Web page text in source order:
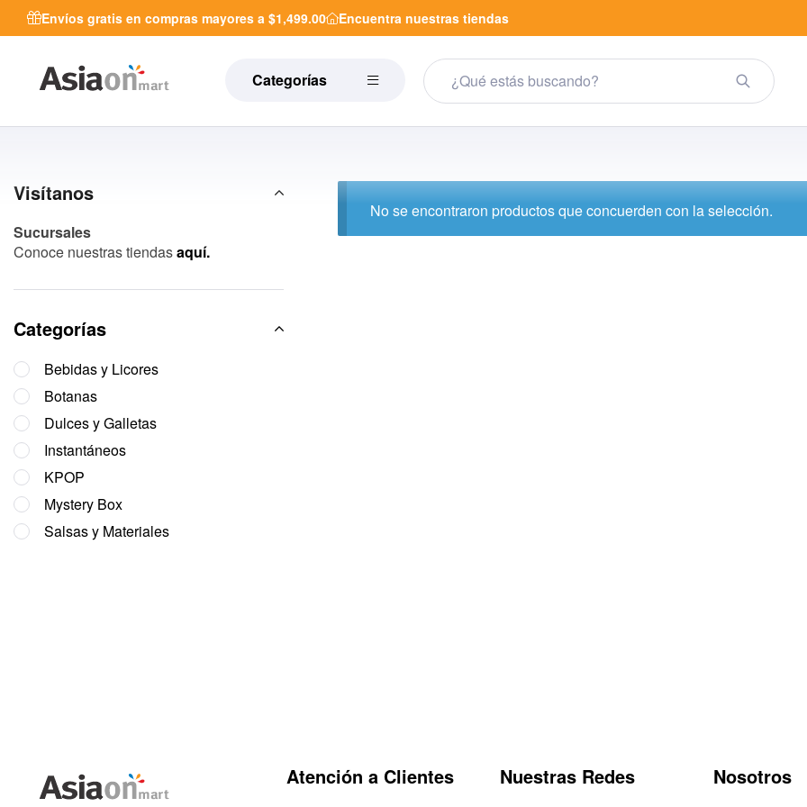
Envíos gratis en compras mayores a $1,499.00 Encuentra nuestras tiendas
Categorías
No se encontraron productos que concuerden con la selección.
Visítanos
Sucursales
Conoce nuestras tiendasaquí.
Categorías
Bebidas y Licores
Botanas
Dulces y Galletas
Instantáneos
KPOP
Mystery Box
Salsas y Materiales
Atención a Clientes Nuestras Redes Nosotros